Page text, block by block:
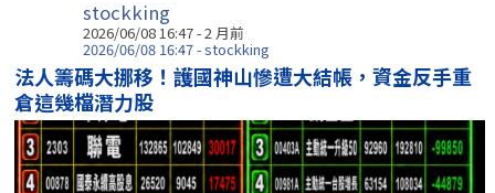
stockking
2026/06/08 16:47 - 2 月前
2026/06/08 16:47 - stockking
法人籌碼大挪移！護國神山慘遭大結帳，資金反手重
倉這幾檔潛力股